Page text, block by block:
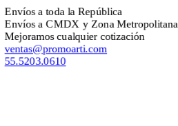
Envíos a toda la República
Envíos a CMDX y Zona Metropolitana
Mejoramos cualquier cotización
ventas@promoarti.com
55.5203.0610